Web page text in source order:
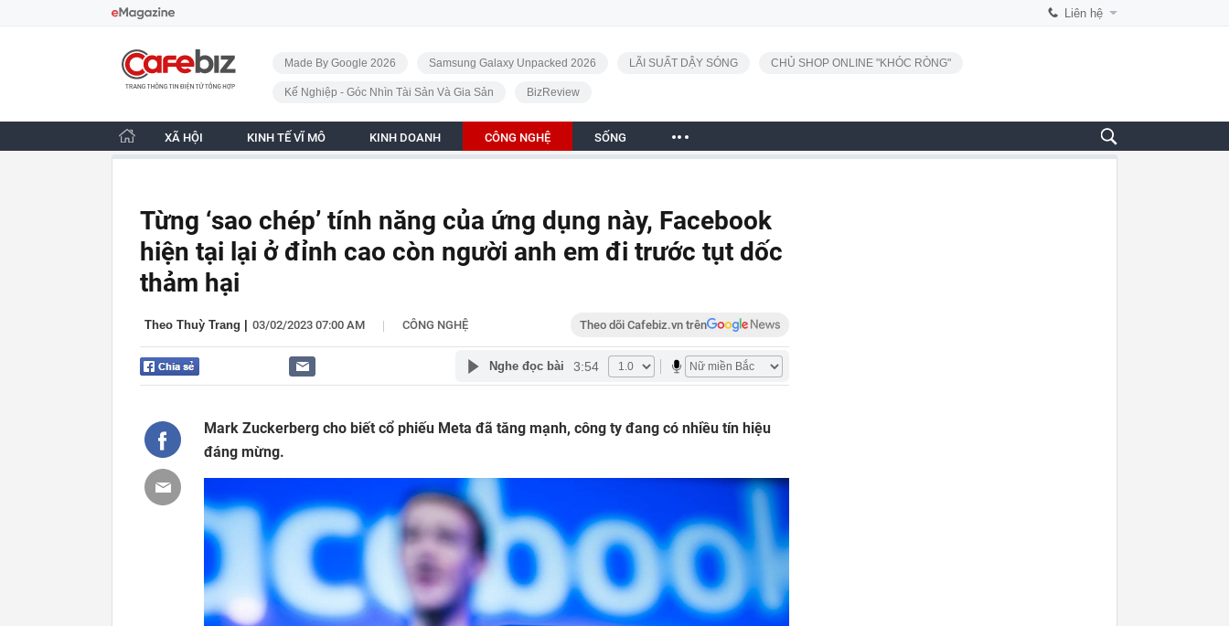
Liên hệ
CafeBiz - Trang chủ
Made By Google 2026 Samsung Galaxy Unpacked 2026 LÃI SUẤT DẬY SÓNG CHỦ SHOP ONLINE "KHÓC RÒNG"
Kế Nghiệp - Góc Nhìn Tài Sản Và Gia Sản BizReview
XÃ HỘI KINH TẾ VĨ MÔ KINH DOANH CÔNG NGHỆ SỐNG
Từng ‘sao chép’ tính năng của ứng dụng này, Facebook
hiện tại lại ở đỉnh cao còn người anh em đi trước tụt dốc
thảm hại
Theo Thuỳ Trang 03/02/2023 07:00 AM | CÔNG NGHỆ Theo dõi Cafebiz.vn trên
Nghe đọc bài 3:54
Mark Zuckerberg cho biết cổ phiếu Meta đã tăng mạnh, công ty đang có nhiều tín hiệu
đáng mừng.